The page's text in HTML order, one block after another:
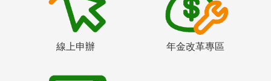
線上申辦 年金改革專區